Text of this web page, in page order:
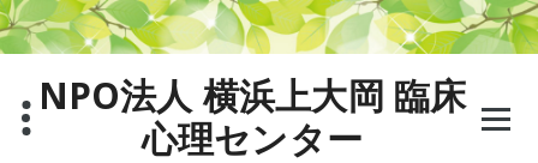
コ
ン
テ
NPO法人 横浜上大岡 臨床
心理センター